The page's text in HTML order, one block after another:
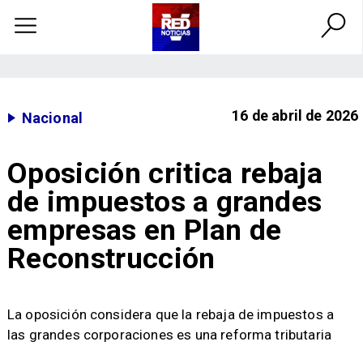
Nacional 16 de abril de 2026
Oposición critica rebaja
de impuestos a grandes
empresas en Plan de
Reconstrucción
La oposición considera que la rebaja de impuestos a
las grandes corporaciones es una reforma tributaria